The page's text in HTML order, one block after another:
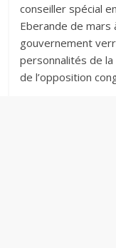
conseiller spécial
Eberande de mars
gouvernement
personnalités de
de l’opposition